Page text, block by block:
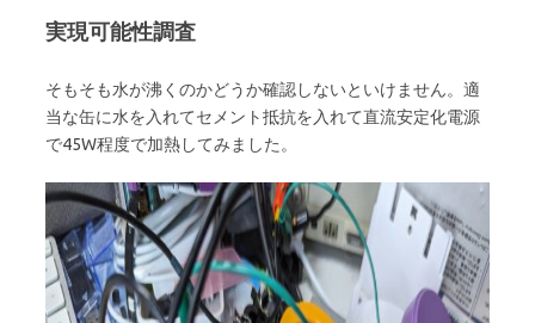
実現可能性調査
そもそも水が沸くのかどうか確認しないといけません。適
当な缶に水を入れてセメント抵抗を入れて直流安定化電源
で45W程度で加熱してみました。